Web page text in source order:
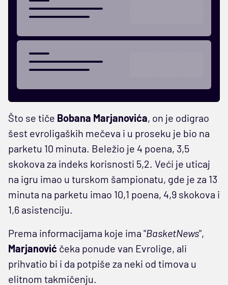
Što se tiče Bobana Marjanovića, on je odigrao
šest evroligaških mečeva i u proseku je bio na
parketu 10 minuta. Beležio je 4 poena, 3,5
skokova za indeks korisnosti 5,2. Veći je uticaj
na igru imao u turskom šampionatu, gde je za 13
minuta na parketu imao 10,1 poena, 4,9 skokova i
1,6 asistenciju.
Prema informacijama koje ima "BasketNews",
Marjanović čeka ponude van Evrolige, ali
prihvatio bi i da potpiše za neki od timova u
elitnom takmičenju.